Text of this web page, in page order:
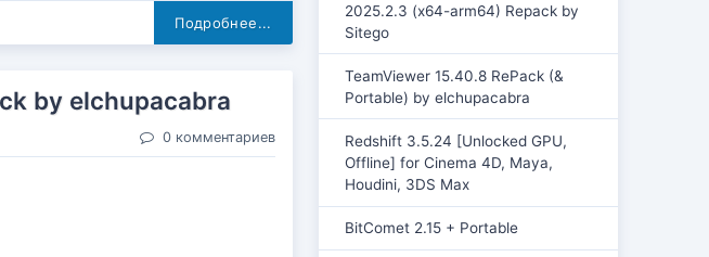
Подробнее...
by elchupacabra
0 комментариев
2025.2.3 (x64-arm64) Repack by
Sitego
TeamViewer 15.40.8 RePack (&
Portable) by elchupacabra
Redshift 3.5.24 [Unlocked GPU,
Offline] for Cinema 4D, Maya,
Houdini, 3DS Max
BitComet 2.15 + Portable